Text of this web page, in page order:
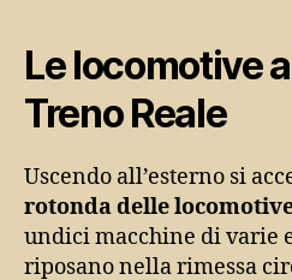
Le locomotive
Treno Reale
Uscendo all’esterno si
rotonda delle
undici macchine di varie
riposano nella rimessa